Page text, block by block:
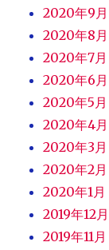
2020年9月
2020年8月
2020年7月
2020年6月
2020年5月
2020年4月
2020年3月
2020年2月
2020年1月
2019年12月
2019年11月